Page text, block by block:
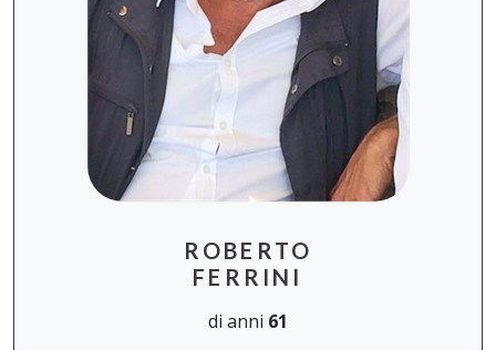
ROBERTO
FERRINI
di anni 61